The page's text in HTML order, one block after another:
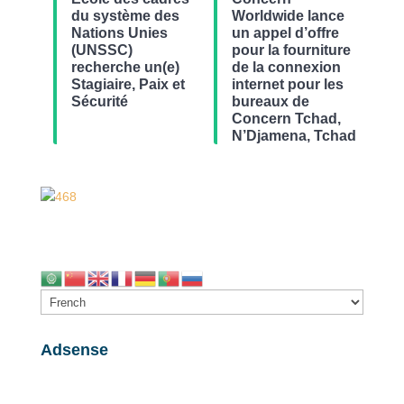
du système des
Nations Unies
(UNSSC)
recherche un(e)
Stagiaire, Paix et
Sécurité
Worldwide lance
un appel d’offre
pour la fourniture
de la connexion
internet pour les
bureaux de
Concern Tchad,
N’Djamena, Tchad
Adsense